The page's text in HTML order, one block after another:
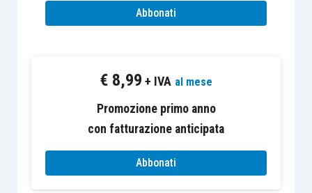
Abbonati
€ 8,99 + IVA al mese
Promozione primo anno
con fatturazione anticipata
Abbonati